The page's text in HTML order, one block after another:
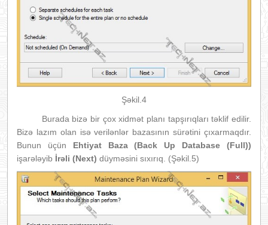
Şəkil.4
Burada bizə bir çox xidmət planı tapşırıqları təklif edilir.
Bizə lazım olan isə verilənlər bazasının sürətini çıxarmaqdır.
Bunun üçün Ehtiyat Baza (Back Up Database (Full))
işarələyib İrəli (Next) düyməsini sıxırıq. (Şəkil.5)